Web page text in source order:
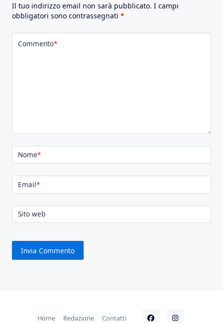
Il tuo indirizzo email non sarà pubblicato. I campi
obbligatori sono contrassegnati *
Commento*
Nome*
Email*
Sito web
Home Redazione Contatti